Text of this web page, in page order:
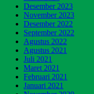
Desember 2023
November 2023
Desember 2022
September 2022
Agustus 2022
Agustus 2021
Juli 2021
Maret 2021
Februari 2021
Januari 2021